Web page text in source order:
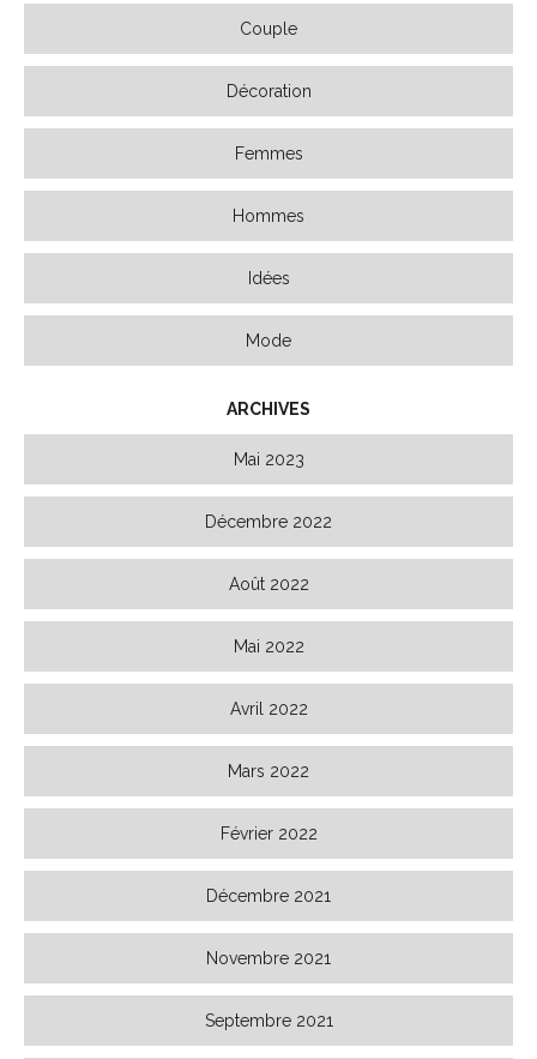
Couple
Décoration
Femmes
Hommes
Idées
Mode
ARCHIVES
Mai 2023
Décembre 2022
Août 2022
Mai 2022
Avril 2022
Mars 2022
Février 2022
Décembre 2021
Novembre 2021
Septembre 2021